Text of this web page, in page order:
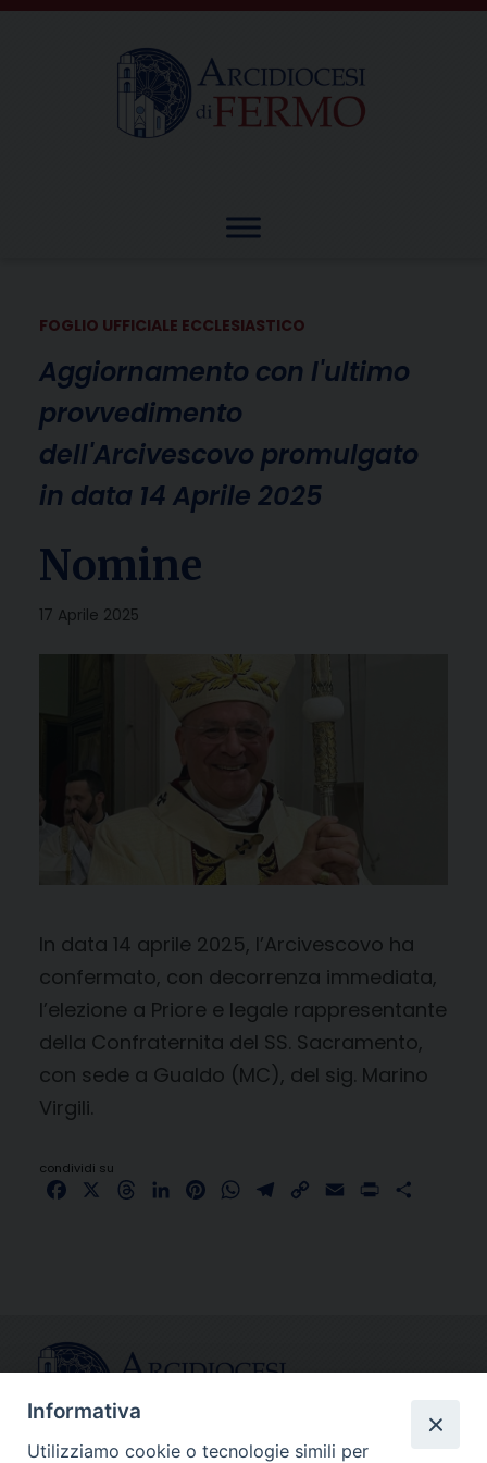
Skip
FOGLIO UFFICIALE ECCLESIASTICO
Aggiornamento con l'ultimo
provvedimento
dell'Arcivescovo promulgato
in data 14 Aprile 2025
Nomine
17 Aprile 2025
In data 14 aprile 2025, l’Arcivescovo ha
confermato, con decorrenza immediata,
l’elezione a Priore e legale rappresentante
della Confraternita del SS. Sacramento,
con sede a Gualdo (MC), del sig. Marino
Virgili.
condividi su
FacebookThreadsLinkedInPinterestWhatsApp
Telegram
Copy Email Print
Informativa
Utilizziamo cookie o tecnologie simili per